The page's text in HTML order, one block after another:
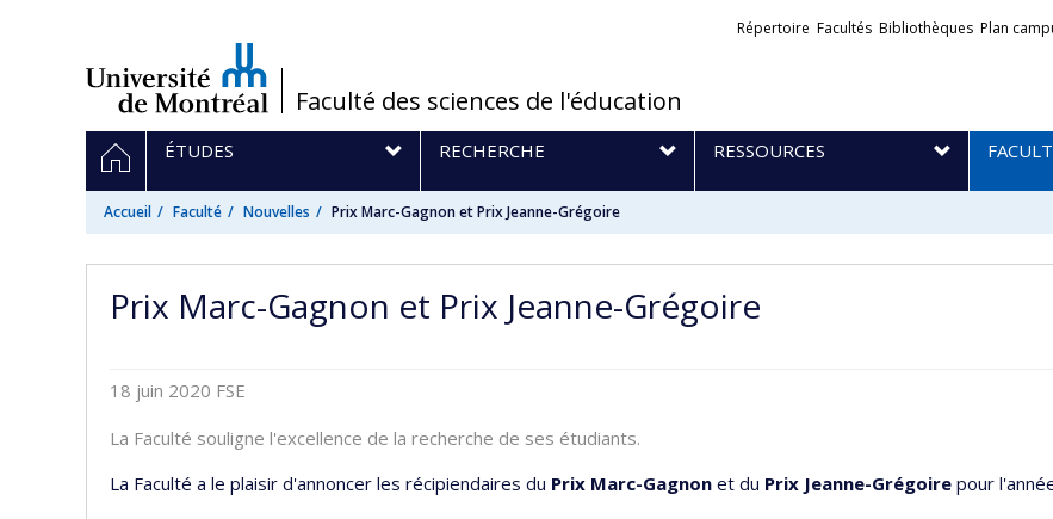
/Faculté des sciences de l'éducation
Liens
Répertoire Facultés Bibliothèques Plan
Navigation
principale
ACCUEIL
ÉTUDES RECHERCHE RESSOURCES
Accueil Faculté Nouvelles Prix Marc-Gagnon et Prix Jeanne-Grégoire
Prix Marc-Gagnon et Prix Jeanne-Grégoire
18 juin 2020 FSE
La Faculté souligne l'excellence de la recherche de ses étudiants.
La Faculté a le plaisir d'annoncer les récipiendaires du Prix Marc-Gagnon et du Prix Jeanne-Grégoire pour